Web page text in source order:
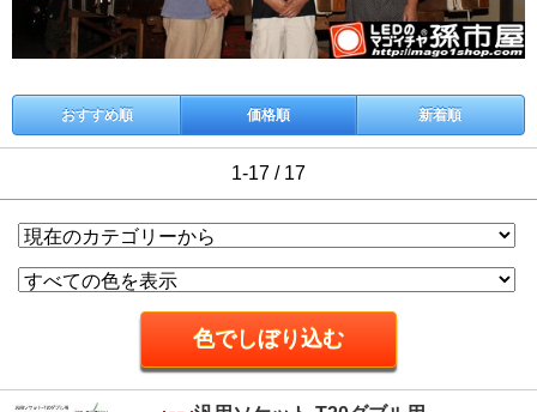
おすすめ順 価格順 新着順
1-17 / 17